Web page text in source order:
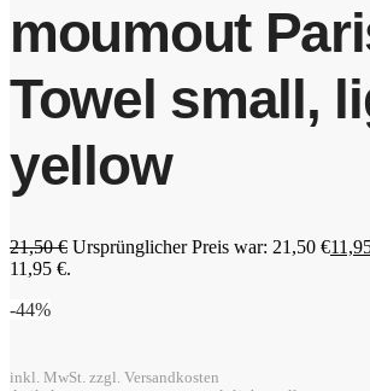
moumout
Towel small,
yellow
21,50€ Ursprünglicher Preis war: 21,50 €
11,95 €.
-44%
inkl. MwSt. zzgl. Versandkosten